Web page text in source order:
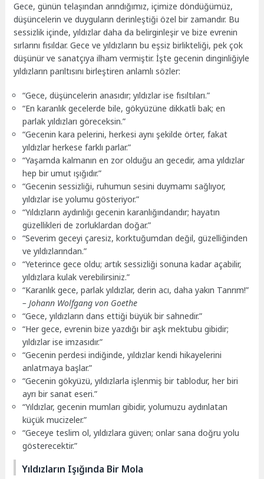
Gece, günün telaşından arındığımız, içimize döndüğümüz,
düşüncelerin ve duyguların derinleştiği özel bir zamandır. Bu
sessizlik içinde, yıldızlar daha da belirginleşir ve bize evrenin
sırlarını fısıldar. Gece ve yıldızların bu eşsiz birlikteliği, pek çok
düşünür ve sanatçıya ilham vermiştir. İşte gecenin dinginliğiyle
yıldızların parıltısını birleştiren anlamlı sözler:
“Gece, düşüncelerin anasıdır; yıldızlar ise fısıltıları.”
“En karanlık gecelerde bile, gökyüzüne dikkatli bak; en
parlak yıldızları göreceksin.”
“Gecenin kara pelerini, herkesi aynı şekilde örter, fakat
yıldızlar herkese farklı parlar.”
“Yaşamda kalmanın en zor olduğu an gecedir, ama yıldızlar
hep bir umut ışığıdır.”
“Gecenin sessizliği, ruhumun sesini duymamı sağlıyor,
yıldızlar ise yolumu gösteriyor.”
“Yıldızların aydınlığı gecenin karanlığındandır; hayatın
güzellikleri de zorluklardan doğar.”
“Severim geceyi çaresiz, korktuğumdan değil, güzelliğinden
ve yıldızlarından.”
“Yeterince gece oldu; artık sessizliği sonuna kadar açabilir,
yıldızlara kulak verebilirsiniz.”
“Karanlık gece, parlak yıldızlar, derin acı, daha yakın Tanrım!”
– Johann Wolfgang von Goethe
“Gece, yıldızların dans ettiği büyük bir sahnedir.”
“Her gece, evrenin bize yazdığı bir aşk mektubu gibidir;
yıldızlar ise imzasıdır.”
“Gecenin perdesi indiğinde, yıldızlar kendi hikayelerini
anlatmaya başlar.”
“Gecenin gökyüzü, yıldızlarla işlenmiş bir tablodur, her biri
ayrı bir sanat eseri.”
“Yıldızlar, gecenin mumları gibidir, yolumuzu aydınlatan
küçük mucizeler.”
“Geceye teslim ol, yıldızlara güven; onlar sana doğru yolu
gösterecektir.”
Yıldızların Işığında Bir Mola